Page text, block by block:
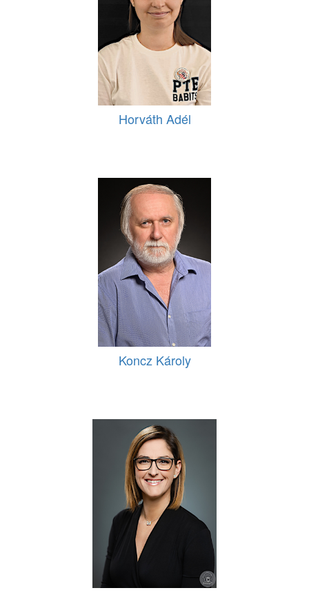
Horváth Adél
Koncz Károly